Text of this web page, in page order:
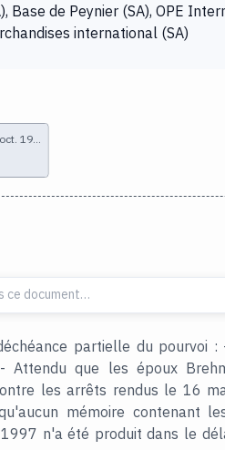
Base de Peynier (SA), OPE
international (SA)
19…
partielle du pourvoi
Attendu que les époux
les arrêts rendus le 16
mémoire contenant
n'a été produit dans le